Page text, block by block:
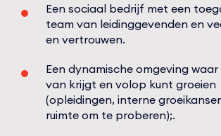
Een sociaal bedrijf met een
team van leidinggevenden en
en vertrouwen.
Een dynamische omgeving waar
van krijgt en volop kunt groeien
(opleidingen, interne
ruimte om te proberen);.